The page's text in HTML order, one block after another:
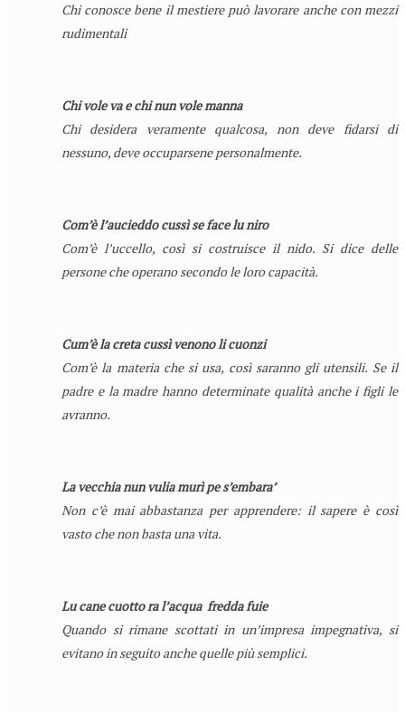
Chi conosce bene il mestiere può lavorare anche con mezzi
rudimentali
Chi vole va e chi nun vole manna
Chi desidera veramente qualcosa, non deve fidarsi di
nessuno, deve occuparsene personalmente.
Com’è l’aucieddo cussì se face lu niro
Com’è l’uccello, così si costruisce il nido. Si dice delle
persone che operano secondo le loro capacità.
Cum’è la creta cussì venono li cuonzi
Com’è la materia che si usa, così saranno gli utensili. Se il
padre e la madre hanno determinate qualità anche i figli le
avranno.
La vecchia nun vulia murì pe s’embara’
Non c’è mai abbastanza per apprendere: il sapere è così
vasto che non basta una vita.
Lu cane cuotto ra l’acqua fredda fuie
Quando si rimane scottati in un’impresa impegnativa, si
evitano in seguito anche quelle più semplici.